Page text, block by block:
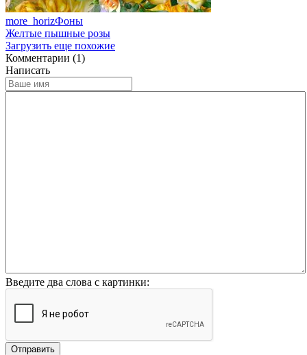
more_horizФоны
Желтые пышные розы
Загрузить еще похожие
Комментарии (1)
Написать
Введите два слова с картинки:
Отправить